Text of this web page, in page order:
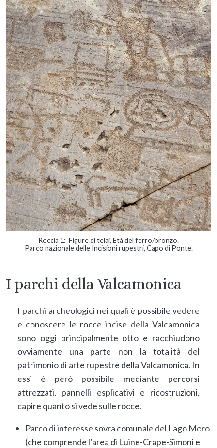
Roccia 1: Figure di telai, Età del ferro/bronzo.
Parco nazionale delle Incisioni rupestri, Capo di Ponte.
I parchi della Valcamonica
I parchi archeologici nei quali è possibile vedere
e conoscere le rocce incise della Valcamonica
sono oggi principalmente otto e racchiudono
ovviamente una parte non la totalità del
patrimonio di arte rupestre della Valcamonica. In
essi è però possibile mediante percorsi
attrezzati, pannelli esplicativi e ricostruzioni,
capire quanto si vede sulle rocce.
Parco di interesse sovra comunale del Lago Moro
(che comprende l’area di Luine-Crape-Simoni e